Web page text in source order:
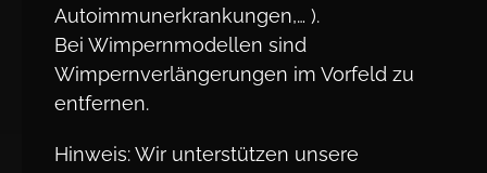
Autoimmunerkrankungen,… ).
Bei Wimpernmodellen sind
Wimpernverlängerungen im Vorfeld zu
entfernen.
Hinweis: Wir unterstützen unsere